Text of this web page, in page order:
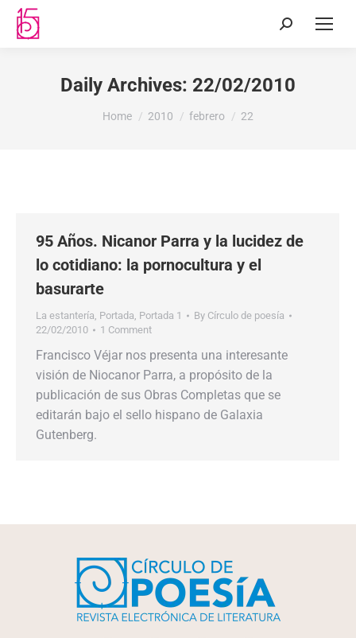
Daily Archives: 22/02/2010
You are here:
Home 2010 febrero 22
95 Años. Nicanor Parra y la lucidez de
lo cotidiano: la pornocultura y el
basurarte
La estantería, Portada, Portada 1 By Círculo de poesía
22/02/2010
1 Comment
Francisco Véjar nos presenta una interesante
visión de Niocanor Parra, a propósito de la
publicación de sus Obras Completas que se
editarán bajo el sello hispano de Galaxia
Gutenberg.